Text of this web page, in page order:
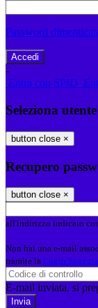
Password
-
Entra con SPID
Seleziona utente
button close ×
Recupero
button close ×
all'indirizzo indicato
Non hai una e-mail
tramite la Login
E-mail inviata, si